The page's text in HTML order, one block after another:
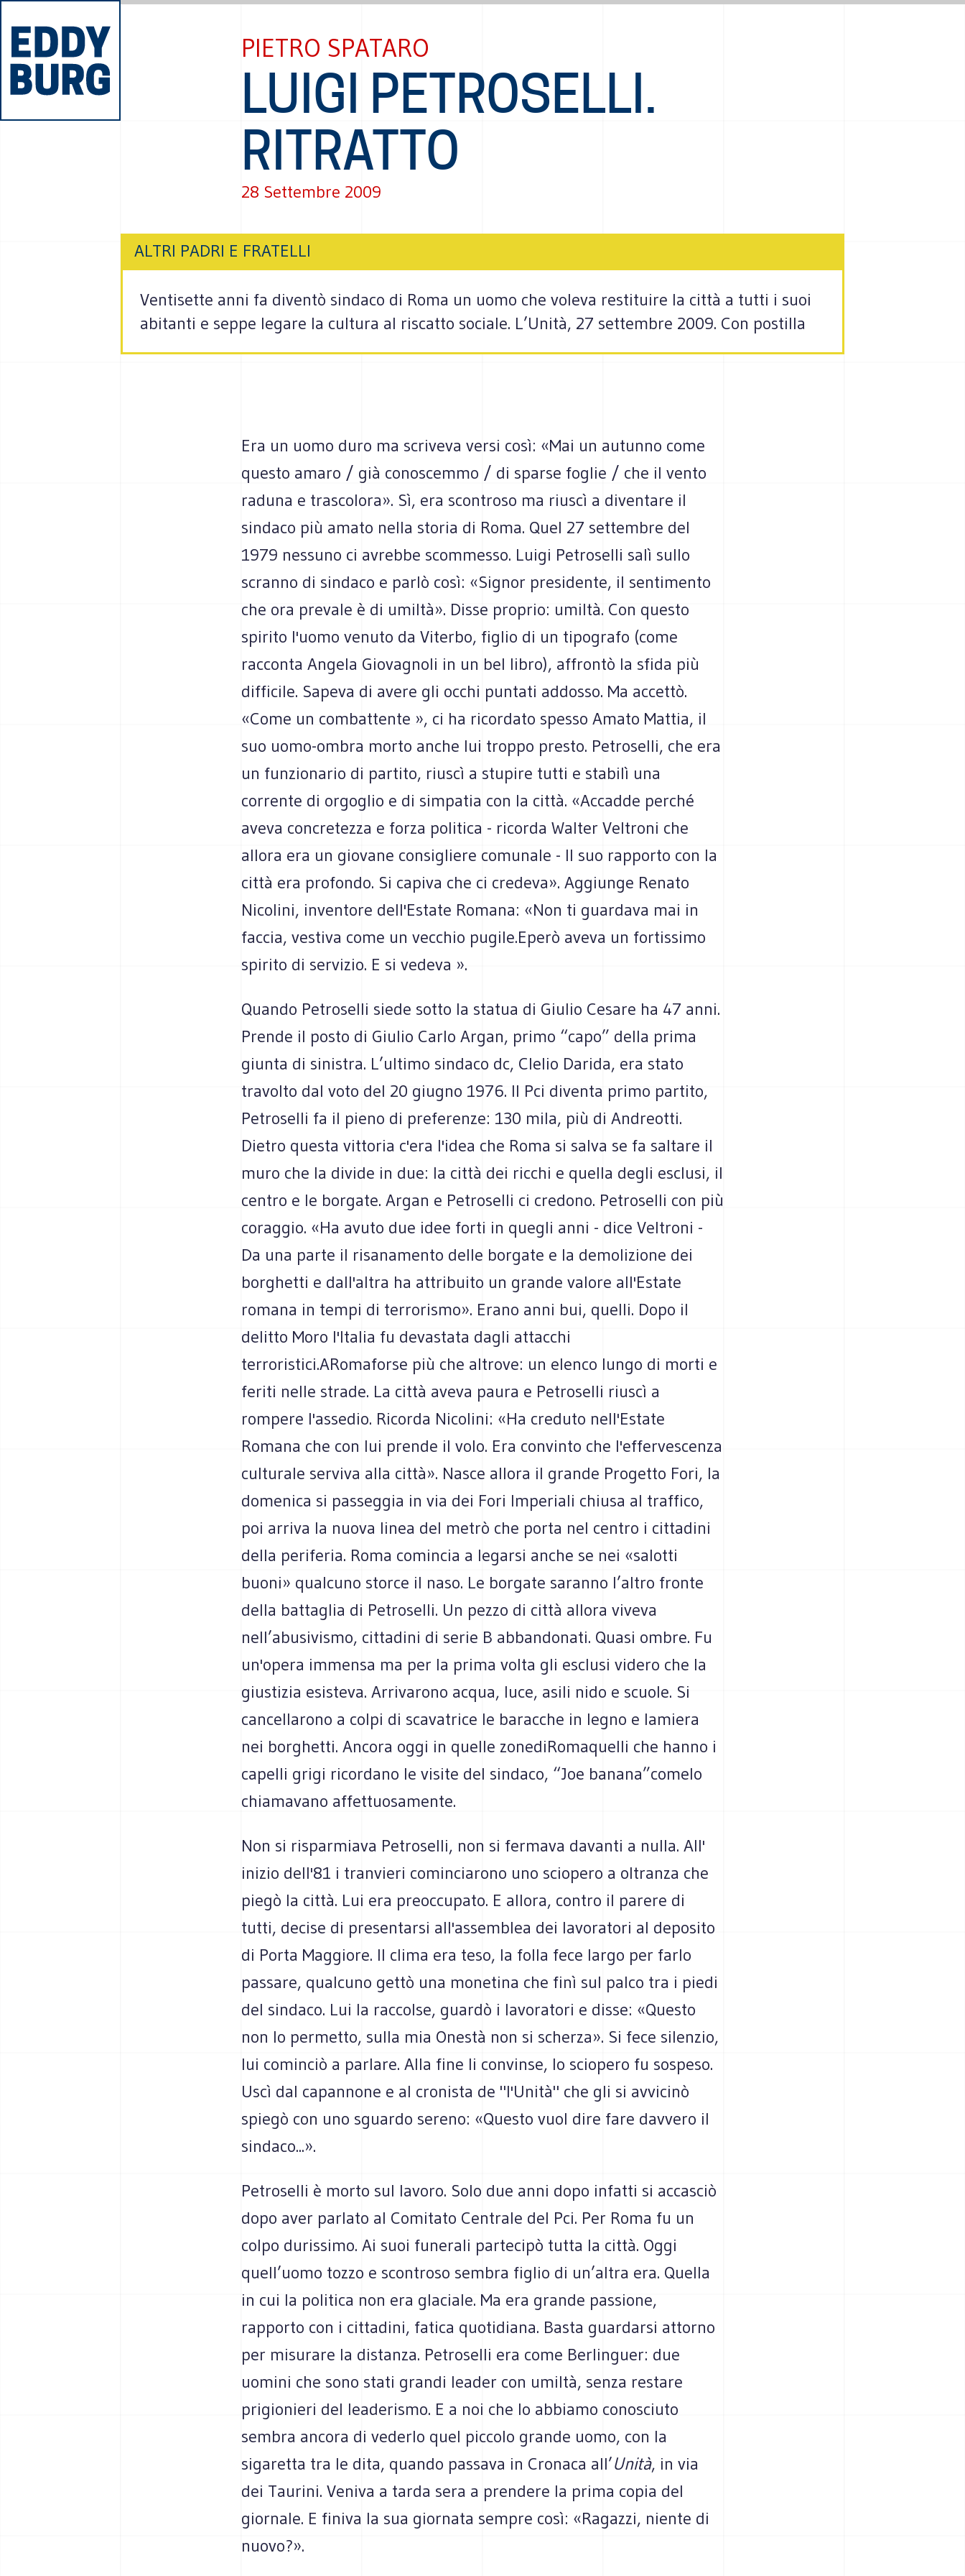
PIETRO SPATARO
LUIGI PETROSELLI.
RITRATTO
28 Settembre 2009
ALTRI PADRI E FRATELLI
Ventisette anni fa diventò sindaco di Roma un uomo che voleva restituire la città a tutti i suoi
abitanti e seppe legare la cultura al riscatto sociale. L’Unità, 27 settembre 2009. Con postilla
Era un uomo duro ma scriveva versi così: «Mai un autunno come
questo amaro / già conoscemmo / di sparse foglie / che il vento
raduna e trascolora». Sì, era scontroso ma riuscì a diventare il
sindaco più amato nella storia di Roma. Quel 27 settembre del
1979 nessuno ci avrebbe scommesso. Luigi Petroselli salì sullo
scranno di sindaco e parlò così: «Signor presidente, il sentimento
che ora prevale è di umiltà». Disse proprio: umiltà. Con questo
spirito l'uomo venuto da Viterbo, figlio di un tipografo (come
racconta Angela Giovagnoli in un bel libro), affrontò la sfida più
difficile. Sapeva di avere gli occhi puntati addosso. Ma accettò.
«Come un combattente », ci ha ricordato spesso Amato Mattia, il
suo uomo-ombra morto anche lui troppo presto. Petroselli, che era
un funzionario di partito, riuscì a stupire tutti e stabilì una
corrente di orgoglio e di simpatia con la città. «Accadde perché
aveva concretezza e forza politica - ricorda Walter Veltroni che
allora era un giovane consigliere comunale - Il suo rapporto con la
città era profondo. Si capiva che ci credeva». Aggiunge Renato
Nicolini, inventore dell'Estate Romana: «Non ti guardava mai in
faccia, vestiva come un vecchio pugile.Eperò aveva un fortissimo
spirito di servizio. E si vedeva ».
Quando Petroselli siede sotto la statua di Giulio Cesare ha 47 anni.
Prende il posto di Giulio Carlo Argan, primo “capo” della prima
giunta di sinistra. L’ultimo sindaco dc, Clelio Darida, era stato
travolto dal voto del 20 giugno 1976. Il Pci diventa primo partito,
Petroselli fa il pieno di preferenze: 130 mila, più di Andreotti.
Dietro questa vittoria c'era l'idea che Roma si salva se fa saltare il
muro che la divide in due: la città dei ricchi e quella degli esclusi, il
centro e le borgate. Argan e Petroselli ci credono. Petroselli con più
coraggio. «Ha avuto due idee forti in quegli anni - dice Veltroni -
Da una parte il risanamento delle borgate e la demolizione dei
borghetti e dall'altra ha attribuito un grande valore all'Estate
romana in tempi di terrorismo». Erano anni bui, quelli. Dopo il
delitto Moro l'Italia fu devastata dagli attacchi
terroristici.ARomaforse più che altrove: un elenco lungo di morti e
feriti nelle strade. La città aveva paura e Petroselli riuscì a
rompere l'assedio. Ricorda Nicolini: «Ha creduto nell'Estate
Romana che con lui prende il volo. Era convinto che l'effervescenza
culturale serviva alla città». Nasce allora il grande Progetto Fori, la
domenica si passeggia in via dei Fori Imperiali chiusa al traffico,
poi arriva la nuova linea del metrò che porta nel centro i cittadini
della periferia. Roma comincia a legarsi anche se nei «salotti
buoni» qualcuno storce il naso. Le borgate saranno l’altro fronte
della battaglia di Petroselli. Un pezzo di città allora viveva
nell’abusivismo, cittadini di serie B abbandonati. Quasi ombre. Fu
un'opera immensa ma per la prima volta gli esclusi videro che la
giustizia esisteva. Arrivarono acqua, luce, asili nido e scuole. Si
cancellarono a colpi di scavatrice le baracche in legno e lamiera
nei borghetti. Ancora oggi in quelle zonediRomaquelli che hanno i
capelli grigi ricordano le visite del sindaco, “Joe banana”comelo
chiamavano affettuosamente.
Non si risparmiava Petroselli, non si fermava davanti a nulla. All'
inizio dell'81 i tranvieri cominciarono uno sciopero a oltranza che
piegò la città. Lui era preoccupato. E allora, contro il parere di
tutti, decise di presentarsi all'assemblea dei lavoratori al deposito
di Porta Maggiore. Il clima era teso, la folla fece largo per farlo
passare, qualcuno gettò una monetina che finì sul palco tra i piedi
del sindaco. Lui la raccolse, guardò i lavoratori e disse: «Questo
non lo permetto, sulla mia Onestà non si scherza». Si fece silenzio,
lui cominciò a parlare. Alla fine li convinse, lo sciopero fu sospeso.
Uscì dal capannone e al cronista de "l'Unità" che gli si avvicinò
spiegò con uno sguardo sereno: «Questo vuol dire fare davvero il
sindaco...».
Petroselli è morto sul lavoro. Solo due anni dopo infatti si accasciò
dopo aver parlato al Comitato Centrale del Pci. Per Roma fu un
colpo durissimo. Ai suoi funerali partecipò tutta la città. Oggi
quell’uomo tozzo e scontroso sembra figlio di un’altra era. Quella
in cui la politica non era glaciale. Ma era grande passione,
rapporto con i cittadini, fatica quotidiana. Basta guardarsi attorno
per misurare la distanza. Petroselli era come Berlinguer: due
uomini che sono stati grandi leader con umiltà, senza restare
prigionieri del leaderismo. E a noi che lo abbiamo conosciuto
sembra ancora di vederlo quel piccolo grande uomo, con la
sigaretta tra le dita, quando passava in Cronaca all’Unità, in via
dei Taurini. Veniva a tarda sera a prendere la prima copia del
giornale. E finiva la sua giornata sempre così: «Ragazzi, niente di
nuovo?».